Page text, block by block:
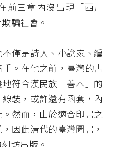
前三章內沒出現「西川
騙社會。
僅是詩人、小說家、編
。在他之前，臺灣的書
符合漢民族「善本」的
裝，或許還有函套，內
然而，由於適合印書之
因此清代的臺灣圖書，
坊出版。